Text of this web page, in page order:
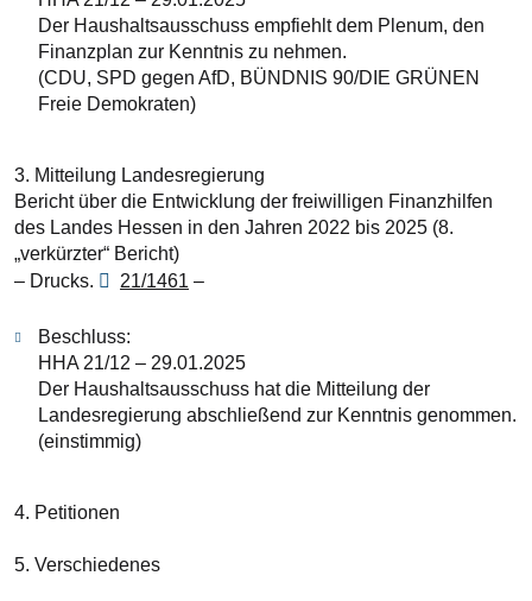
Der Haushaltsausschuss empfiehlt dem Plenum, den
Finanzplan zur Kenntnis zu nehmen.
(CDU, SPD gegen AfD, BÜNDNIS 90/DIE GRÜNEN
Freie Demokraten)
3. Mitteilung Landesregierung
Bericht über die Entwicklung der freiwilligen Finanzhilfen
des Landes Hessen in den Jahren 2022 bis 2025 (8.
„verkürzter“ Bericht)
– Drucks.
21/1461 –
Beschluss:
HHA 21/12 – 29.01.2025
Der Haushaltsausschuss hat die Mitteilung der
Landesregierung abschließend zur Kenntnis genommen.
(einstimmig)
4. Petitionen
5. Verschiedenes